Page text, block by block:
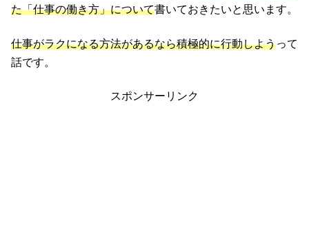
た「仕事の働き方」について書いておきたいと思います。
仕事がラクになる方法があるなら積極的に行動しようって
話です。
スポンサーリンク